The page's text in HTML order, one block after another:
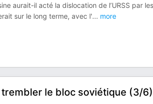
aurait-il acté la dislocation de l’URSS par les
sur le long terme, avec l'... more
le bloc soviétique (3/6)